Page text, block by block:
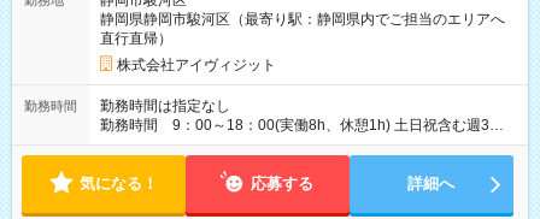
静岡県静岡市駿河区（最寄り駅：静岡県内でご担当のエリアへ
直行直帰）
株式会社アイヴィジット
勤務時間
勤務時間は指定なし
勤務時間 9：00～18：00(実働8h、休憩1h) 土日祝含む週3日
～OK、シフト制 ※もちろん週5日勤務もOK♪ 勤務期間：2026
気になる！ 応募する 詳細へ